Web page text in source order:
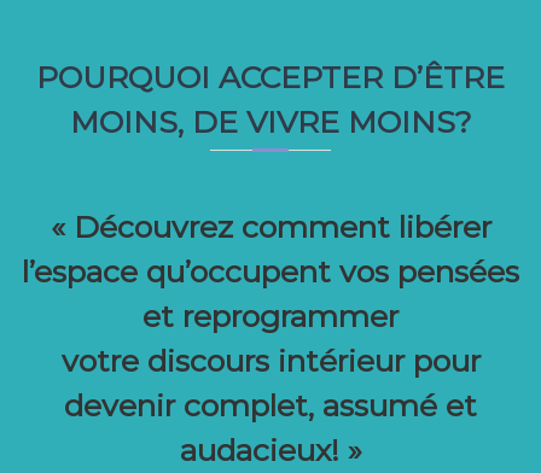
POURQUOI ACCEPTER D’ÊTRE
MOINS, DE VIVRE MOINS?
« Découvrez comment libérer
l’espace qu’occupent vos pensées
et reprogrammer
votre discours intérieur pour
devenir complet, assumé et
audacieux! »